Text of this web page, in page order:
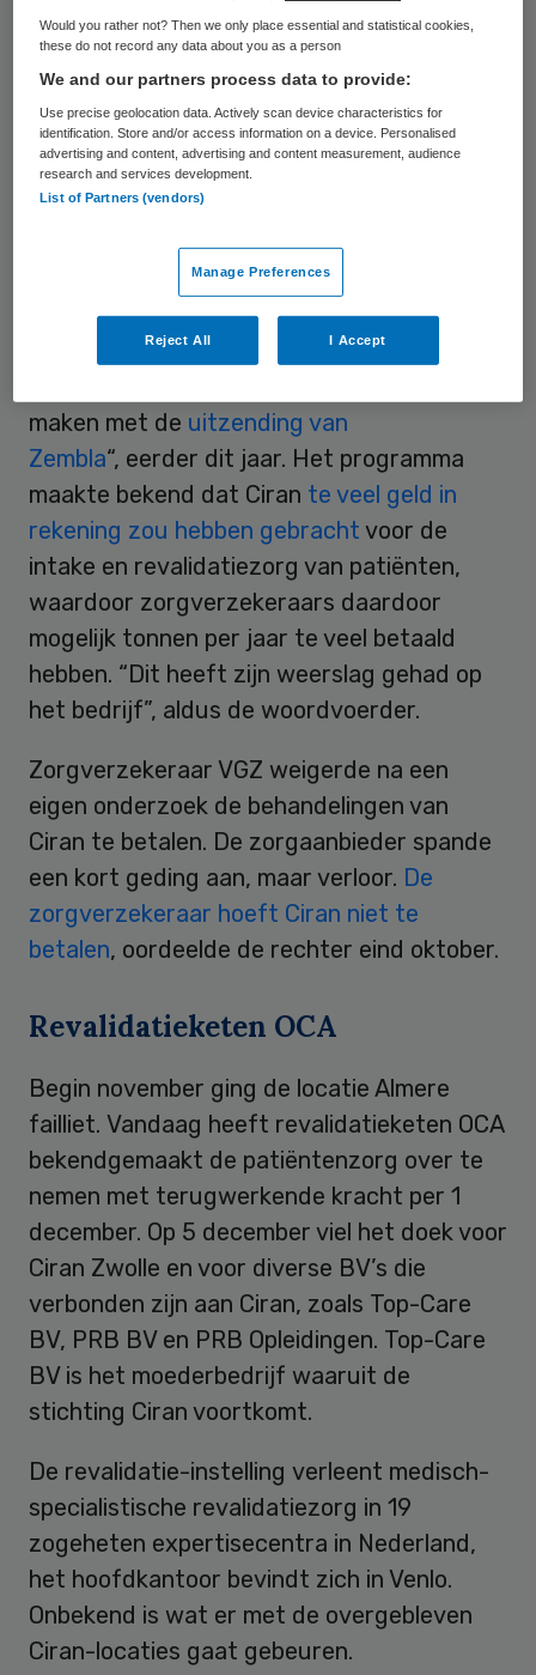
(BV’s) zijn failliet verklaard door de
rechtbank Limburg. Dit is volgens de
woordvoerder het rechtstreekse gevolg
van de uitzending van tv-programma
Zembla eerder dit jaar, dat meldde dat
betaald voor behandelingen bij de
zorgaanbieder.
Het faillissement heeft volgens externe
maken met de uitzending van
Zembla“, eerder dit jaar. Het programma
maakte bekend dat Ciran te veel geld in
rekening zou hebben gebracht voor de
intake en revalidatiezorg van patiënten,
waardoor zorgverzekeraars daardoor
mogelijk tonnen per jaar te veel betaald
hebben. “Dit heeft zijn weerslag gehad op
het bedrijf”, aldus de woordvoerder.
Zorgverzekeraar VGZ weigerde na een
eigen onderzoek de behandelingen van
Ciran te betalen. De zorgaanbieder spande
een kort geding aan, maar verloor. De
zorgverzekeraar hoeft Ciran niet te
betalen, oordeelde de rechter eind oktober.
Revalidatieketen OCA
Begin november ging de locatie Almere
failliet. Vandaag heeft revalidatieketen OCA
bekendgemaakt de patiëntenzorg over te
nemen met terugwerkende kracht per 1
december. Op 5 december viel het doek voor
Ciran Zwolle en voor diverse BV’s die
verbonden zijn aan Ciran, zoals Top-Care
BV, PRB BV en PRB Opleidingen. Top-Care
BV is het moederbedrijf waaruit de
stichting Ciran voortkomt.
De revalidatie-instelling verleent medisch-
specialistische revalidatiezorg in 19
zogeheten expertisecentra in Nederland,
het hoofdkantoor bevindt zich in Venlo.
Onbekend is wat er met de overgebleven
Ciran-locaties gaat gebeuren.
Would you rather not? Then we only place essential and statistical cookies,
these do not record any data about you as a person
We and our partners process data to provide:
Use precise geolocation data. Actively scan device characteristics for
identification. Store and/or access information on a device. Personalised
advertising and content, advertising and content measurement, audience
research and services development.
List of Partners (vendors)
Manage Preferences
Reject All I Accept